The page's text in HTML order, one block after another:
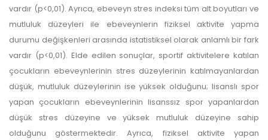
vardır (p<0,01). Ayrıca, ebeveyn stres indeksi tüm alt boyutları ve
mutluluk düzeyleri ile ebeveynlerin fiziksel aktivite yapma
durumu değişkenleri arasında istatistiksel olarak anlamlı bir fark
vardır (p<0,01). Elde edilen sonuçlar, sportif aktivitelere katılan
çocukların ebeveynlerinin stres düzeylerinin katılmayanlardan
düşük, mutluluk düzeylerinin ise yüksek olduğunu; lisanslı spor
yapan çocukların ebeveynlerinin lisanssız spor yapanlardan
düşük stres düzeyine ve yüksek mutluluk düzeyine sahip
olduğunu göstermektedir. Ayrıca, fiziksel aktivite yapan